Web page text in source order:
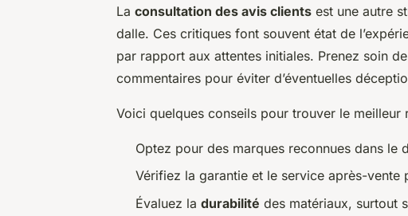
La consultation des avis clients est une autre
dalle. Ces critiques font souvent état de
par rapport aux attentes initiales. Prenez soin
commentaires pour éviter d’éventuelles
Voici quelques conseils pour trouver le
Optez pour des marques reconnues dans le
Vérifiez la garantie et le service après-vente
Évaluez la durabilité des matériaux, surtout